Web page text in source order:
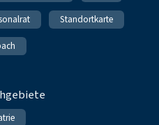
Standortkarte